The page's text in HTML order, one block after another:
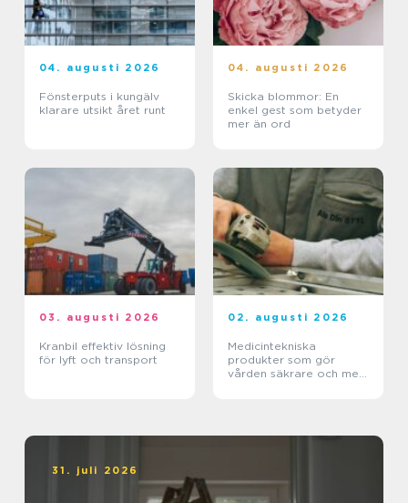
04. augusti 2026
Fönsterputs i kungälv
klarare utsikt året runt
04. augusti 2026
Skicka blommor: En
enkel gest som betyder
mer än ord
03. augusti 2026
Kranbil effektiv lösning
för lyft och transport
02. augusti 2026
Medicintekniska
produkter som gör
vården säkrare och mer
31. juli 2026